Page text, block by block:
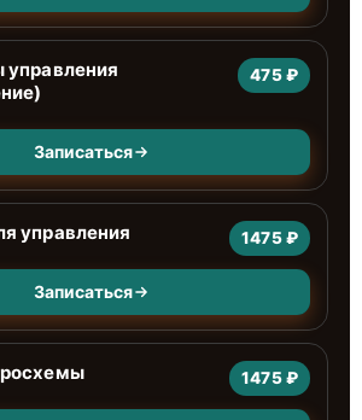
управления
475 ₽
Записаться
управления 1475 ₽
Записаться
1475 ₽